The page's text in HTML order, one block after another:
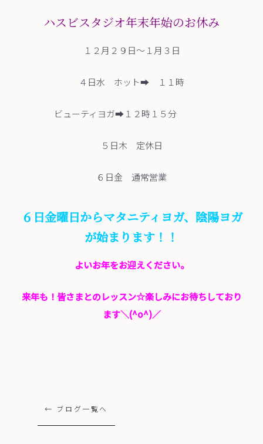
ハスビスタジオ年末年始のお休み
１２月２９日～１月３日
４日水 ホット➡ １１時
ビューティヨガ➡１２時１５分
５日木 定休日
６日金 通常営業
６日金曜日からマタニティヨガ、陰陽ヨガ
が始まります！！
よいお年をお迎えください。
来年も！皆さまとのレッスン☆楽しみにお待ちしており
ます＼(^o^)／
← ブログ一覧へ